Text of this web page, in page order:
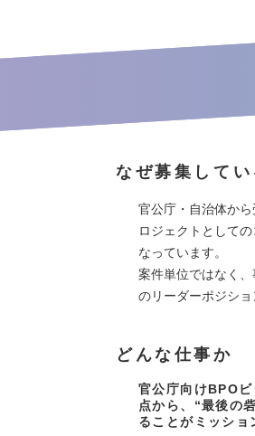
なぜ募集してい
官公庁・自治体か
ロジェクトとして
なっています。
案件単位ではなく
のリーダーポジショ
どんな仕事か
官公庁向けBPO
点から、“最後の
ることがミッショ